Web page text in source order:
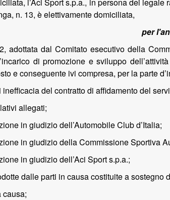
n. 13, è elettivamente domiciliata,
per
adottata dal Comitato esecutivo della
di promozione e sviluppo
e conseguente ivi compresa, per la parte
del contratto di affidamento del
allegati;
in giudizio dell’Automobile Club d’Italia;
in giudizio della Commissione Sportiva
in giudizio dell’Aci Sport s.p.a.;
dalle parti in causa costituite a sostegno
causa;